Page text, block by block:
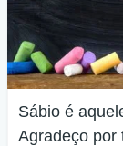
Sábio é
Agradeço por